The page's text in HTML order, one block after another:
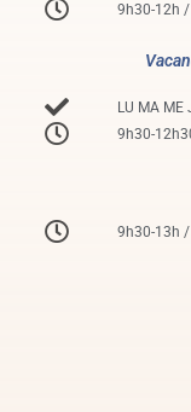
9h30-12h
LU MA ME
9h30-
9h30-13h